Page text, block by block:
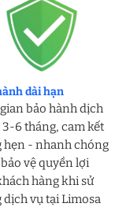
dài hạn
bảo hành dịch
3-6 tháng, cam kết
hẹn - nhanh chóng
vệ quyền lợi
hàng khi sử
dịch vụ tại Limosa